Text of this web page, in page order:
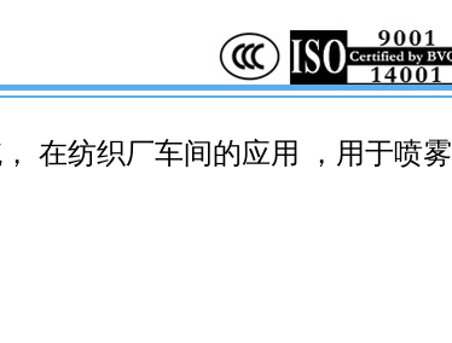
在纺织厂车间的应用 ，用于喷雾